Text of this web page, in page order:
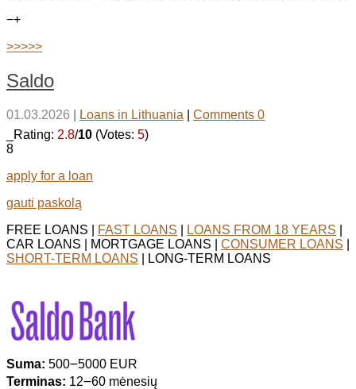
−+
>>>>>
Saldo
01.03.2026 Loans in Lithuania
Comments 0
_Rating: 2.8/10 (Votes: 5)
8
apply for a loan
gauti paskolą
FREE LOANS |
FAST LOANS LOANS FROM 18 YEARS
CAR LOANS | MORTGAGE LOANS | CONSUMER LOANS
SHORT-TERM LOANS | LONG-TERM LOANS
Suma: 500౼5000 EUR
Terminas: 12౼60 mėnesių